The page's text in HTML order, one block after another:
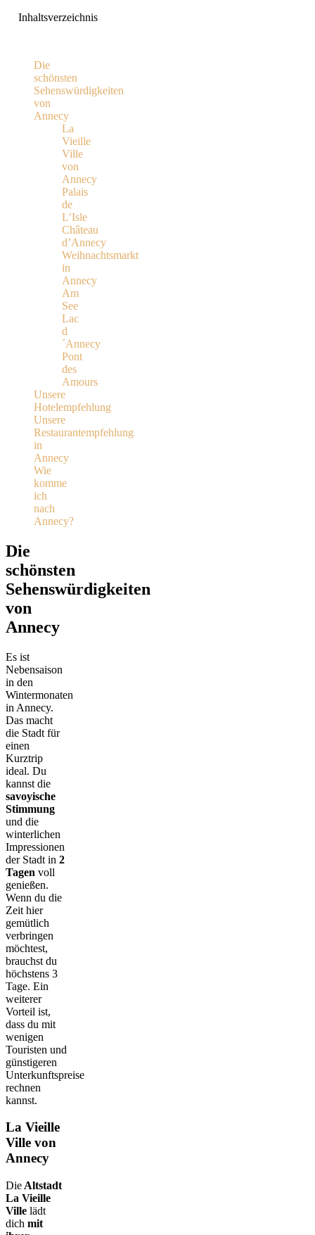
Inhaltsverzeichnis
Die
schönsten
Sehenswürdigkeiten
von
Annecy
La
Vieille
Ville
von
Annecy
Palais
de
L’Isle
Château
d’Annecy
Weihnachtsmarkt
in
Annecy
Am
See
Lac
d
´Annecy
Pont
des
Amours
Unsere
Hotelempfehlung
Unsere
Restaurantempfehlung
in
Annecy
Wie
komme
ich
nach
Annecy?
Die
schönsten
Sehenswürdigkeiten
von
Annecy
Es ist
Nebensaison
in den
Wintermonaten
in Annecy.
Das macht
die Stadt für
einen
Kurztrip
ideal. Du
kannst die
savoyische
Stimmung
und die
winterlichen
Impressionen
der Stadt in 2
Tagen voll
genießen.
Wenn du die
Zeit hier
gemütlich
verbringen
möchtest,
brauchst du
höchstens 3
Tage. Ein
weiterer
Vorteil ist,
dass du mit
wenigen
Touristen und
günstigeren
Unterkunftspreise
rechnen
kannst.
La Vieille
Ville von
Annecy
Die Altstadt
La Vieille
Ville lädt
dich mit